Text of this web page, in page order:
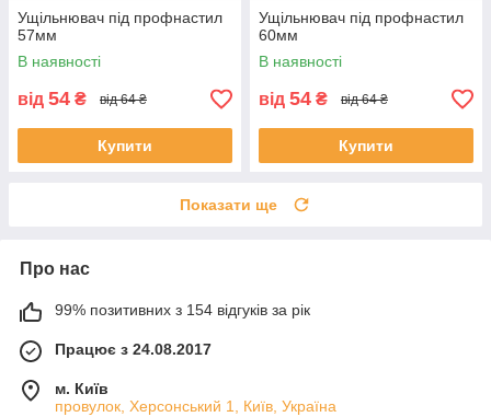
Ущільнювач під профнастил
57мм
В наявності
від 54 ₴ від 64 ₴
Купити
Ущільнювач під профнастил
60мм
В наявності
від 54 ₴ від 64 ₴
Купити
Показати ще
Про нас
99% позитивних з 154 відгуків за рік
Працює з 24.08.2017
м. Київ
провулок, Херсонський 1, Київ, Україна